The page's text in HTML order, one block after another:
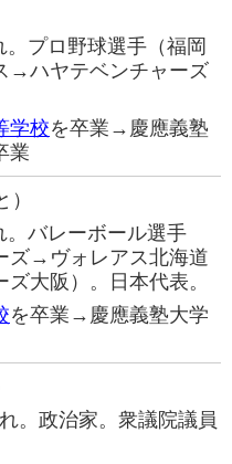
プロ野球選手（福岡
→ハヤテベンチャーズ
学校を卒業→慶應義塾
業
。バレーボール選手
ズ→ヴォレアス北海道
大阪）。日本代表。
を卒業→慶應義塾大学
。政治家。衆議院議員